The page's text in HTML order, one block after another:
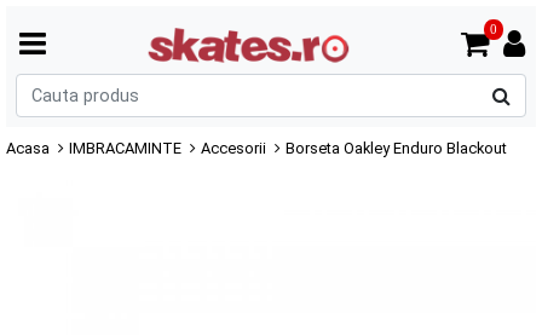
0
Acasa IMBRACAMINTE Accesorii Borseta Oakley Enduro Blackout